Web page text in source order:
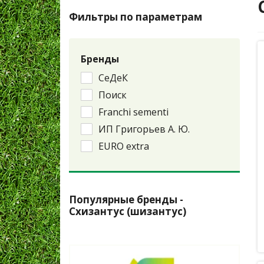
Фильтры по параметрам
Бренды
СеДеК
Поиск
Franchi sementi
ИП Григорьев А. Ю.
EURO extra
Популярные бренды -
Схизантус (шизантус)